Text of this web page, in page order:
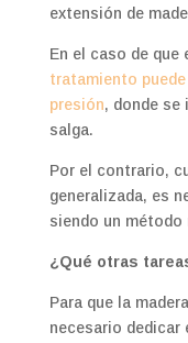
extensión de
En el caso de
tratamiento
presión, donde se
salga.
Por el contrario,
generalizada, es
siendo un
¿Qué otras
Para que la
necesario dedicar